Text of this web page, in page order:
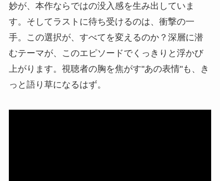
妙が、本作ならではの没入感を生み出していま
す。そしてラストに待ち受けるのは、衝撃の一
手。この選択が、すべてを変えるのか？深層に潜
むテーマが、このエピソードでくっきりと浮かび
上がります。視聴者の胸を焦がす"あの表情"も、き
っと語り草になるはず。